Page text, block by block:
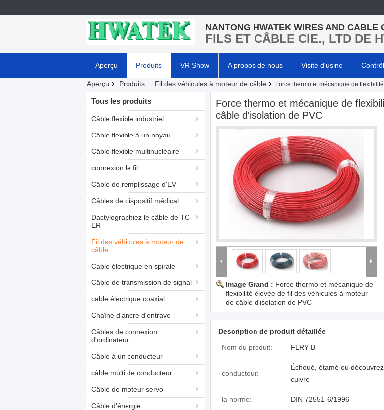
NANTONG HWATEK WIRES AND CABLE
FILS ET CÂBLE CIE., LTD DE
Aperçu Produits VR Show A propos de nous Visite d'usine
Aperçu Produits Fil des véhicules à moteur de câble Force thermo et mécanique de
Tous les produits
Câble flexible industriel
Câble flexible à un noyau
Câble flexible multinucléaire
connexion le fil
Câble de remplissage d'EV
Câbles de dispositif médical
Dactylographiez le câble de TC-
ER
Fil des véhicules à moteur de
câble
Cable électrique en spirale
Câble de transmission de signal
cable électrique coaxial
Chaîne d'ancre d'entrave
Câbles de connexion
d'ordinateur
Câble à un conducteur
câble multi de conducteur
Câble de moteur servo
Câble d'énergie
Force thermo et mécanique de
câble d'isolation de PVC
Image Grand : Force thermo et mécanique de
flexibilité élevée de fil des véhicules à moteur
de câble d'isolation de PVC
Description de produit détaillée
Nom du produit:
FLRY-B
conducteur:
Échoué, étamé ou
cuivre
la norme: DIN 72551-6/1996